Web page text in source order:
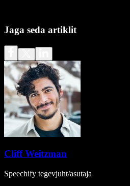
Jaga seda artiklit
Cliff Weitzman
Speechify tegevjuht/asutaja